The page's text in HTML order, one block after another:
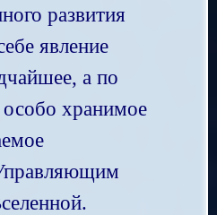
развития
явление
а по
хранимое